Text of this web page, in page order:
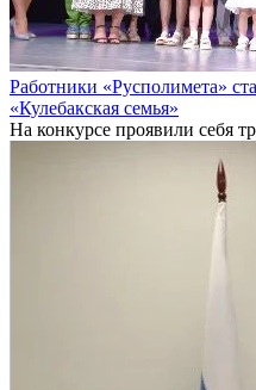
Работники «Русполимета»
«Кулебакская семья»
На конкурсе проявили себя